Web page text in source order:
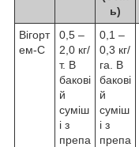
ь)
Вігорт
ем-С
0,5 –
2,0 кг/
т. В
бакові
й
суміш
і з
препа
0,1 –
0,3 кг/
га. В
бакові
й
суміш
і з
препа